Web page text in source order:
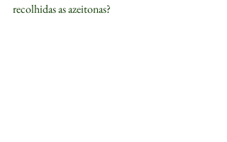
recolhidas as azeitonas?